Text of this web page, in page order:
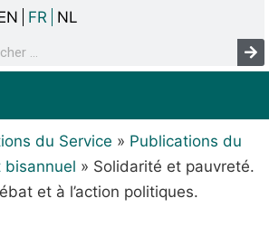
FR NL
du Service » Publications du
bisannuel » Solidarité et pauvreté.
et à l’action politiques.